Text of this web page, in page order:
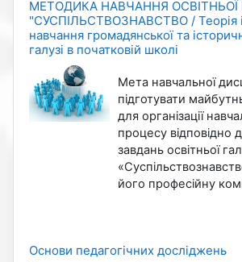
МЕТОДИКА НАВЧАННЯ ОСВІТНЬОЇ
"СУСПІЛЬСТВОЗНАВСТВО / Теорія
навчання громадянської та
галузі в початковій школі
Мета навчальної
підготувати
для організації
процесу відповідно
завдань освітньої
його професійну
Основи педагогічних досліджень